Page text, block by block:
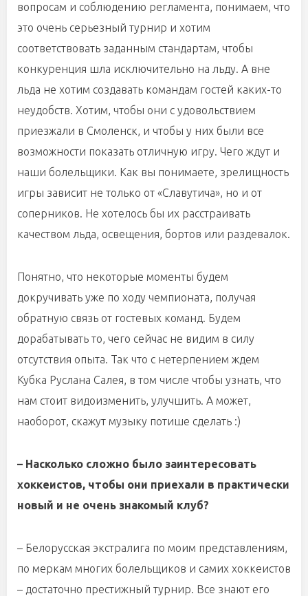
вопросам и соблюдению регламента, понимаем, что
это очень серьезный турнир и хотим
соответствовать заданным стандартам, чтобы
конкуренция шла исключительно на льду. А вне
льда не хотим создавать командам гостей каких-то
неудобств. Хотим, чтобы они с удовольствием
приезжали в Смоленск, и чтобы у них были все
возможности показать отличную игру. Чего ждут и
наши болельщики. Как вы понимаете, зрелищность
игры зависит не только от «Славутича», но и от
соперников. Не хотелось бы их расстраивать
качеством льда, освещения, бортов или раздевалок.
Понятно, что некоторые моменты будем
докручивать уже по ходу чемпионата, получая
обратную связь от гостевых команд. Будем
дорабатывать то, чего сейчас не видим в силу
отсутствия опыта. Так что с нетерпением ждем
Кубка Руслана Салея, в том числе чтобы узнать, что
нам стоит видоизменить, улучшить. А может,
наоборот, скажут музыку потише сделать :)
– Насколько сложно было заинтересовать
хоккеистов, чтобы они приехали в практически
новый и не очень знакомый клуб?
– Белорусская экстралига по моим представлениям,
по меркам многих болельщиков и самих хоккеистов
– достаточно престижный турнир. Все знают его